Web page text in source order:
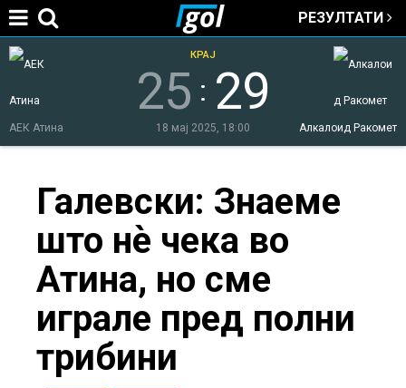
Jump to navigation
РЕЗУЛТАТИ
АЕК Атина Алкалоид Ракомет
25 : 29
КРАЈ
18 мај 2025, 18:00
here
Галевски: Знаеме
што нѐ чека во
Атина, но сме
играле пред полни
трибини